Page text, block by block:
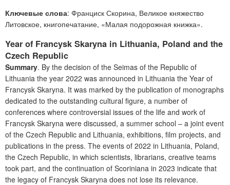
Ключевые слова: Франциск Скорина, Великое княжество
Литовское, книгопечатание, «Малая подорожная книжка».
Year of Francysk Skaryna in Lithuania, Poland and the
Czech Republic
Summary. By the decision of the Seimas of the Republic of
Lithuania the year 2022 was announced in Lithuania the Year of
Francysk Skaryna. It was marked by the publication of monographs
dedicated to the outstanding cultural figure, a number of
conferences where controversial issues of the life and work of
Francysk Skaryna were discussed, a summer school – a joint event
of the Czech Republic and Lithuania, exhibitions, film projects, and
publications in the press. The events of 2022 in Lithuania, Poland,
the Czech Republic, in which scientists, librarians, creative teams
took part, and the continuation of Scoriniana in 2023 indicate that
the legacy of Francysk Skaryna does not lose its relevance.